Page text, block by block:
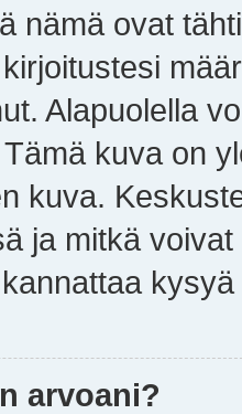
nämä ovat
Alapuolella
kuva on
kuva.
ja mitkä
arvoani?